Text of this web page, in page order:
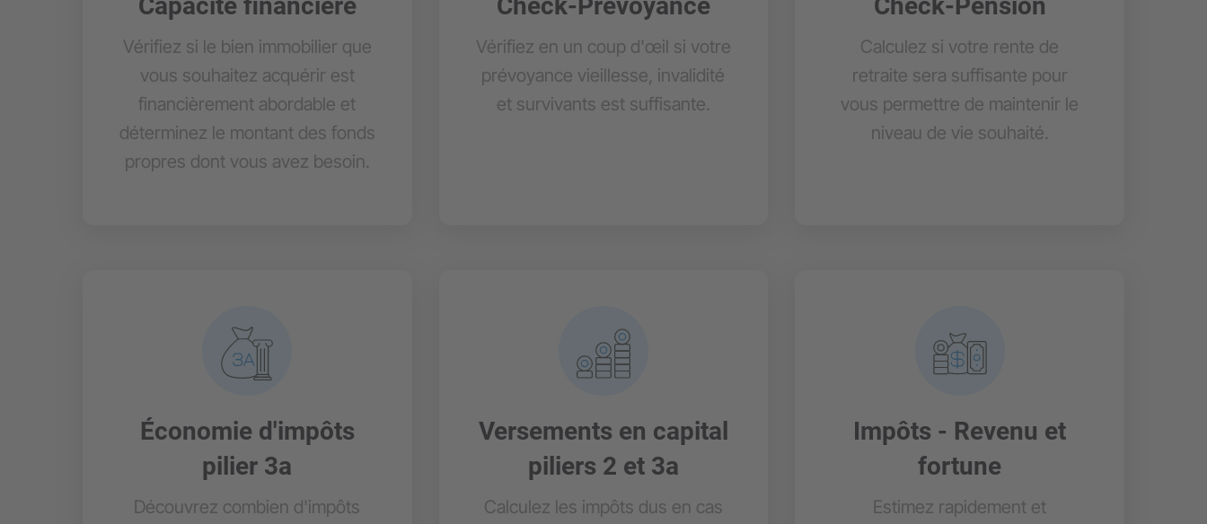
Vérifiez si le bien immobilier que
vous souhaitez acquérir est
financièrement abordable et
déterminez le montant des fonds
propres dont vous avez besoin.
Vérifiez en un coup d'œil si votre
prévoyance vieillesse, invalidité
et survivants est suffisante.
Calculez si votre rente de
retraite sera suffisante pour
vous permettre de maintenir le
niveau de vie souhaité.
Économie d'impôts
pilier 3a
Découvrez combien d'impôts
Versements en capital
piliers 2 et 3a
Calculez les impôts dus en cas
Impôts - Revenu et
fortune
Estimez rapidement et